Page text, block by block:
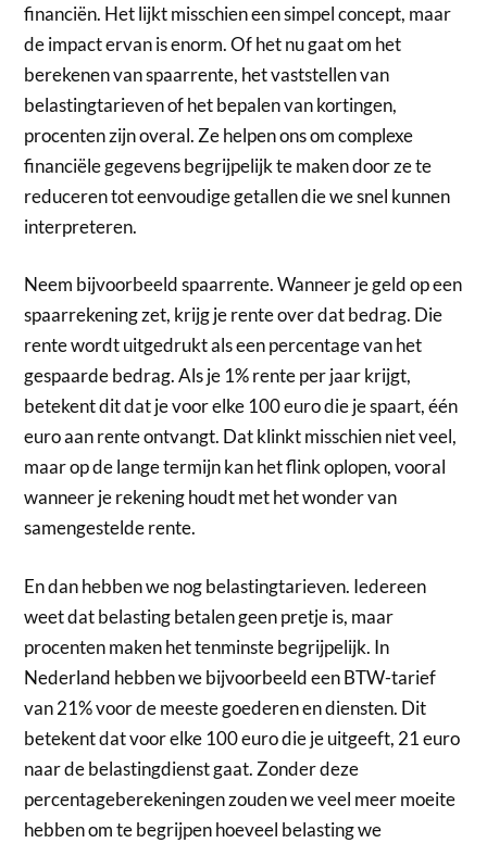
financiën. Het lijkt misschien een simpel concept, maar
de impact ervan is enorm. Of het nu gaat om het
berekenen van spaarrente, het vaststellen van
belastingtarieven of het bepalen van kortingen,
procenten zijn overal. Ze helpen ons om complexe
financiële gegevens begrijpelijk te maken door ze te
reduceren tot eenvoudige getallen die we snel kunnen
interpreteren.
Neem bijvoorbeeld spaarrente. Wanneer je geld op een
spaarrekening zet, krijg je rente over dat bedrag. Die
rente wordt uitgedrukt als een percentage van het
gespaarde bedrag. Als je 1% rente per jaar krijgt,
betekent dit dat je voor elke 100 euro die je spaart, één
euro aan rente ontvangt. Dat klinkt misschien niet veel,
maar op de lange termijn kan het flink oplopen, vooral
wanneer je rekening houdt met het wonder van
samengestelde rente.
En dan hebben we nog belastingtarieven. Iedereen
weet dat belasting betalen geen pretje is, maar
procenten maken het tenminste begrijpelijk. In
Nederland hebben we bijvoorbeeld een BTW-tarief
van 21% voor de meeste goederen en diensten. Dit
betekent dat voor elke 100 euro die je uitgeeft, 21 euro
naar de belastingdienst gaat. Zonder deze
percentageberekeningen zouden we veel meer moeite
hebben om te begrijpen hoeveel belasting we